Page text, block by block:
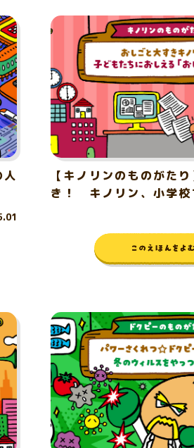
人
【キノリンのものがた
き！ キノリン、小学校